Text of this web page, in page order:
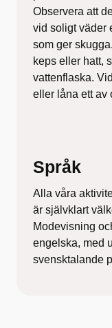
Observera att
vid soligt väder
som ger
keps eller hatt,
vattenflaska.
eller låna ett av
Språk
Alla våra
är självklart
Modevisning
engelska, med
svensktalande